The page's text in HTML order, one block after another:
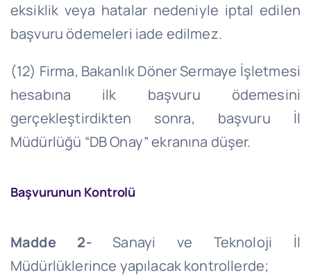
eksiklik veya hatalar nedeniyle iptal edilen
başvuru ödemeleri iade edilmez.
(12) Firma, Bakanlık Döner Sermaye İşletmesi
hesabına ilk başvuru ödemesini
gerçekleştirdikten sonra, başvuru İl
Müdürlüğü “DB Onay” ekranına düşer.
Başvurunun Kontrolü
Madde 2-Sanayi ve Teknoloji İl
Müdürlüklerince yapılacak kontrollerde;